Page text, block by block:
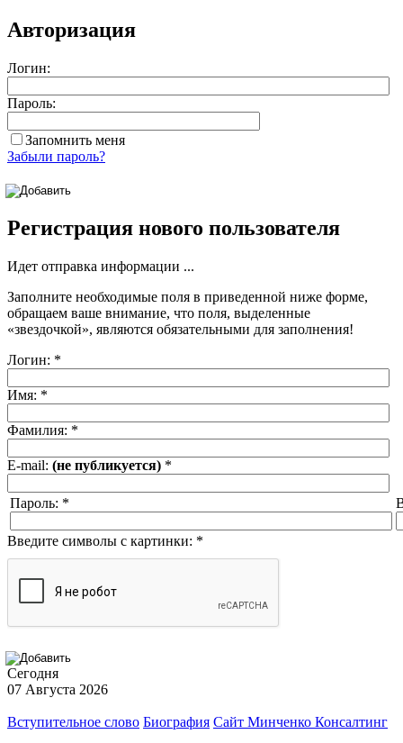
Авторизация
Логин:
Пароль:
Запомнить меня
Забыли пароль?
Регистрация нового пользователя
Идет отправка информации ...
Заполните необходимые поля в приведенной ниже форме,
обращаем ваше внимание, что поля, выделенные
«звездочкой», являются обязательными для заполнения!
Логин: *
Имя: *
Фамилия: *
E-mail: (не публикуется) *
Пароль: *
Введите символы с картинки: *
Сегодня
07 Августа 2026
Вступительное слово Биография Сайт Минченко Консалтинг